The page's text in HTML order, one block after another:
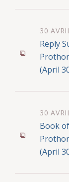
30
Reply
(April
30
Book
(April